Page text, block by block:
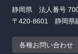
静岡県 法人番号
〒420-8601 静岡県
各種お問い合わせ